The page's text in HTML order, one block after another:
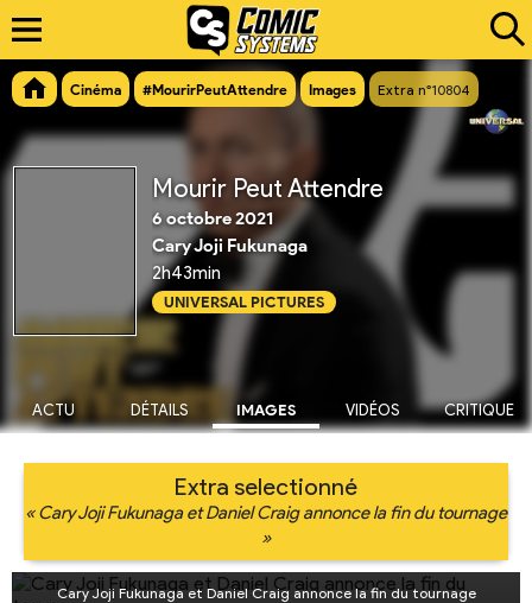
Cinéma #MourirPeutAttendre Images Extra n°10804
Mourir Peut Attendre
6 octobre 2021
Cary Joji Fukunaga
2h43min
UNIVERSAL PICTURES
ACTU DÉTAILS IMAGES VIDÉOS CRITIQUE
Extra selectionné
« Cary Joji Fukunaga et Daniel Craig annonce la fin du tournage
»
Cary Joji Fukunaga et Daniel Craig annonce la fin du tournage